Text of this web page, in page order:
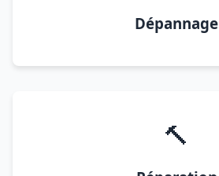
Dépannage
🔨